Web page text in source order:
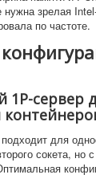
зрелая
по частоте.
1P-сервер
для
сокета, но